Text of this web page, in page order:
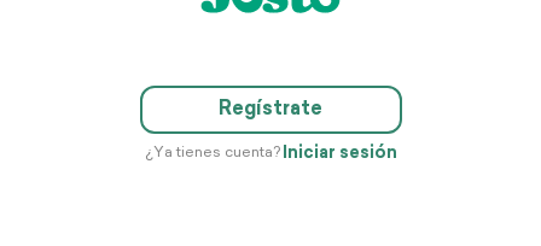
Regístrate
¿Ya tienes cuenta? Iniciar sesión